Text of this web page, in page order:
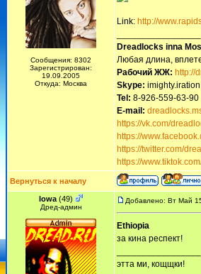
Сообщения: 8302
Зарегистрирован:
19.09.2005
Откуда: Москва
Link: http://
Dreadlocks inna
Любая длина,
Рабочий ЖЖ: http://
Skype: imighty.iration
Tel: 8-926-559-63-90
E-mail:
https://vk.com/
https://
https://twitter.com/
https://
Вернуться к началу
Iowa (49)
Дред-админ
Добавлено: Вт Май
Ethiopia
за кина респект!
этта ми, кощщки!